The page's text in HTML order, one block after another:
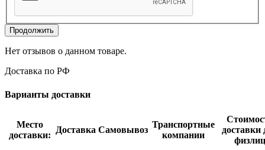
Продолжить
Нет отзывов о данном товаре.
Доставка по РФ
Варианты доставки
Место
доставки:
Доставка Самовывоз
Транспортные
компании
доставки
физлиц